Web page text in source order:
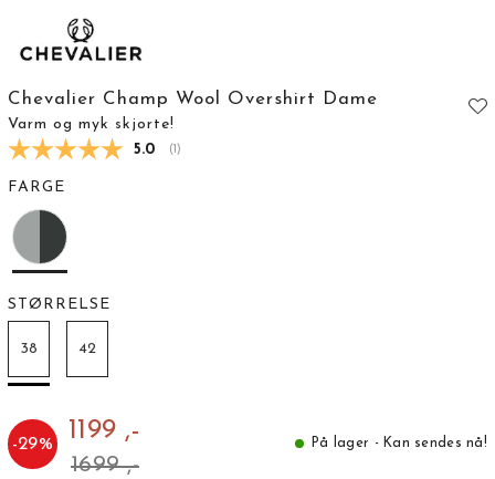
Chevalier Champ Wool Overshirt Dame
Varm og myk skjorte!
Gjennomsnittskarakter:
5.0 ( stemmer:
)
FARGE
STØRRELSE
38 42
-29% 1199 ,-
1699 ,-
På lager - Kan sendes nå!